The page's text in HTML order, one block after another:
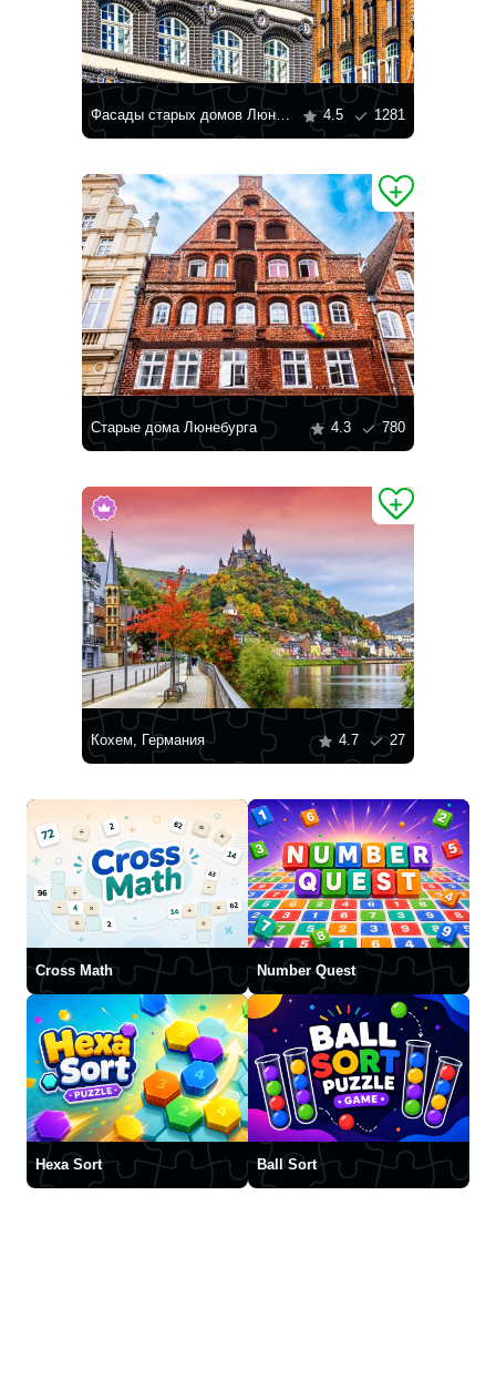
Фасады старых домов Люнебурга 4.5 1281
Старые дома Люнебурга 4.3 780
Кохем, Германия 4.7 27
Cross Math Number Quest
Hexa Sort Ball Sort